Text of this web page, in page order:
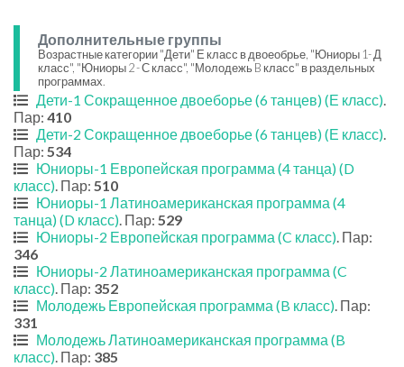
Дополнительные группы
Возрастные категории "Дети" Е класс в двоеобрье, "Юниоры 1- Д
класс", "Юниоры 2 - С класс", "Молодежь B класс" в раздельных
программах.
Дети-1 Сокращенное двоеборье (6 танцев) (Е класс).
Пар: 410
Дети-2 Сокращенное двоеборье (6 танцев) (Е класс).
Пар: 534
Юниоры-1 Европейская программа (4 танца) (D
класс). Пар: 510
Юниоры-1 Латиноамериканская программа (4
танца) (D класс). Пар: 529
Юниоры-2 Европейская программа (C класс). Пар:
346
Юниоры-2 Латиноамериканская программа (C
класс). Пар: 352
Молодежь Европейская программа (B класс). Пар:
331
Молодежь Латиноамериканская программа (B
класс). Пар: 385